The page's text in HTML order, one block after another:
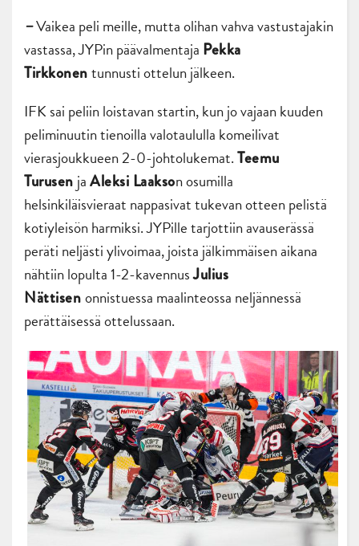
–Vaikea peli meille, mutta olihan vahva vastustajakin
vastassa, JYPin päävalmentaja Pekka
Tirkkonentunnusti ottelun jälkeen.
IFK sai peliin loistavan startin, kun jo vajaan kuuden
peliminuutin tienoilla valotaululla komeilivat
vierasjoukkueen 2-0-johtolukemat.Teemu
Turusen jaAleksi Laakson osumilla
helsinkiläisvieraat nappasivat tukevan otteen pelistä
kotiyleisön harmiksi. JYPille tarjottiin avauserässä
peräti neljästi ylivoimaa, joista jälkimmäisen aikana
nähtiin lopulta 1-2-kavennusJulius
Nättisenonnistuessa maalinteossa neljännessä
perättäisessä ottelussaan.